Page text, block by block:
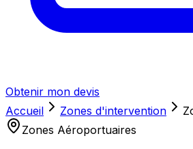
Obtenir mon devis
Accueil
Zones d'intervention
Zones Aéroportuaires